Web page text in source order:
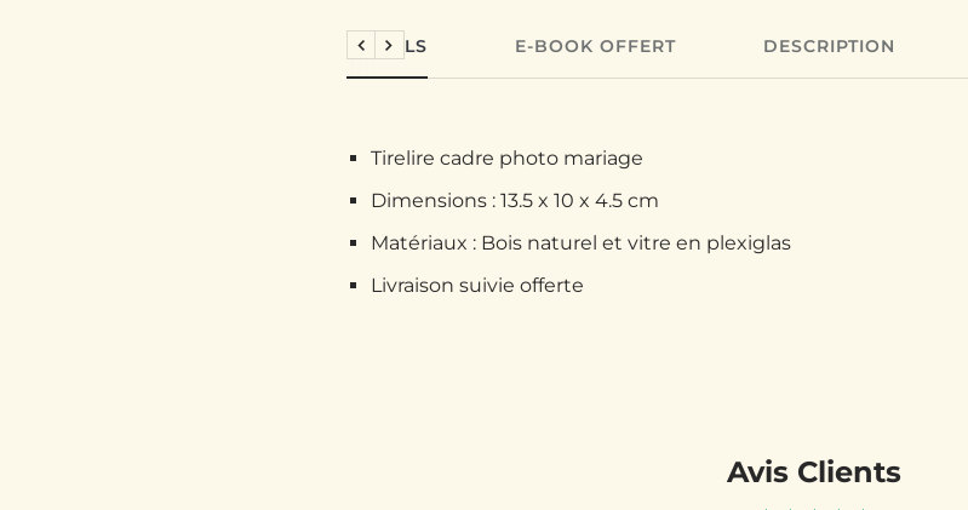
DÉTAILS E-BOOK OFFERT DESCRIPTION
Précédent
Suivant
Tirelire cadre photo mariage
Dimensions : 13.5 x 10 x 4.5 cm
Matériaux : Bois naturel et vitre en plexiglas
Livraison suivie offerte
Avis Clients